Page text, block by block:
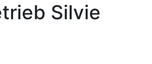
Silvie